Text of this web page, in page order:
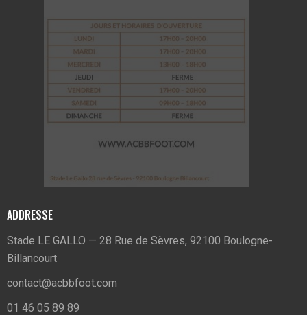
ADDRESSE
Stade LE GALLO — 28 Rue de Sèvres, 92100 Boulogne-
Billancourt
contact@acbbfoot.com
01 46 05 89 89